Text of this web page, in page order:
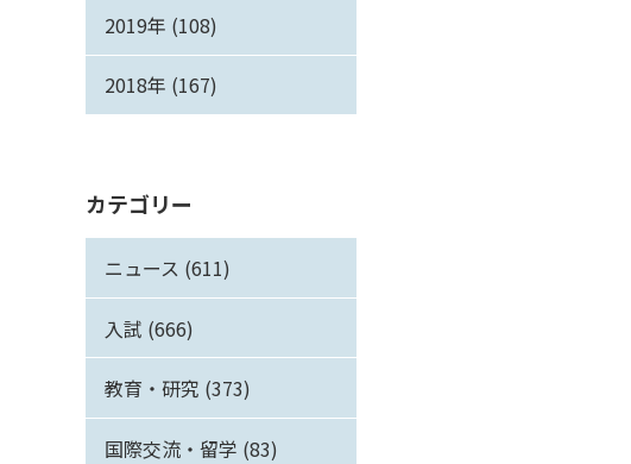
2019年 (108)
2018年 (167)
カテゴリー
ニュース (611)
入試 (666)
教育・研究 (373)
国際交流・留学 (83)